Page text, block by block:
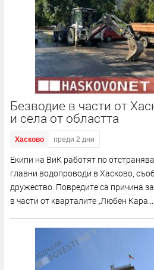
Безводие в части от
и села от областта
Хасково преди 2 дни
Екипи на ВиК работят по
главни водопроводи в Хасково,
дружество. Повредите са причина
в части от кварталите „Любен Кара...